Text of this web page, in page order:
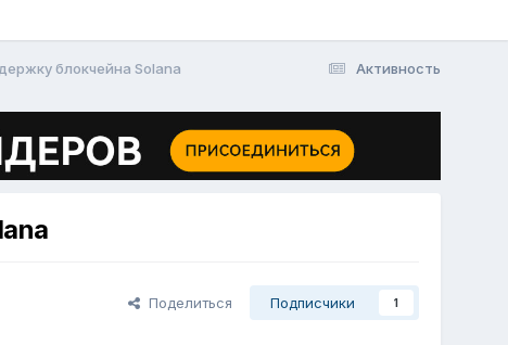
Активность
блокчейна Solana
Поделиться Подписчики 1